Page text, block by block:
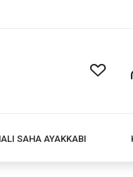
SAHA AYAKKABI